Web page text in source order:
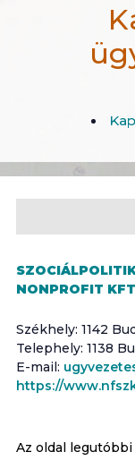
NONPROFIT
Székhely: 1142
Telephely: 1138
E-mail:
https://
Az oldal